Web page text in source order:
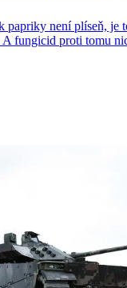
papriky není plíseň, je
fungicid proti tomu